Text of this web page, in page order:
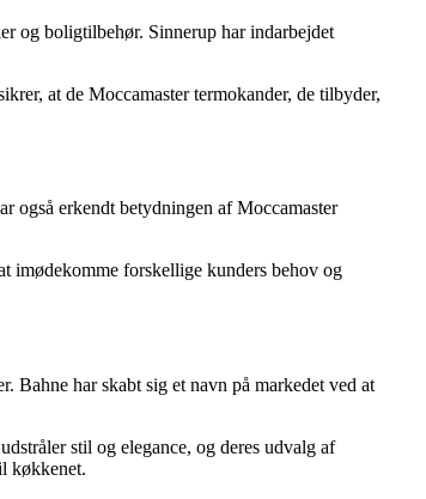
og boligtilbehør. Sinnerup har indarbejdet
at de Moccamaster termokander, de tilbyder,
også erkendt betydningen af Moccamaster
imødekomme forskellige kunders behov og
Bahne har skabt sig et navn på markedet ved at
stil og elegance, og deres udvalg af
køkkenet.